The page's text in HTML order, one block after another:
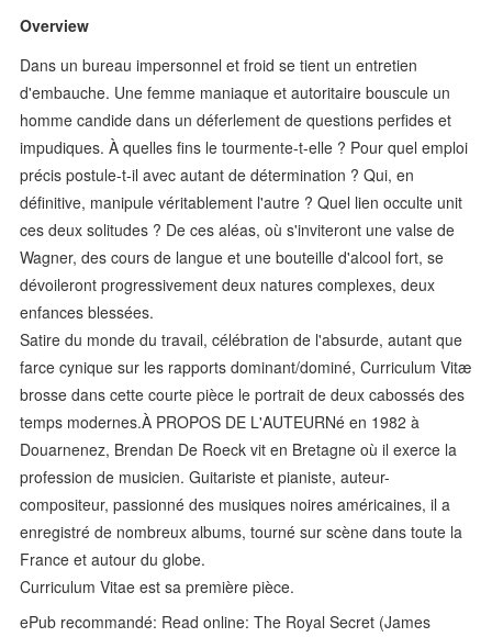
Overview
Dans un bureau impersonnel et froid se tient un entretien
d'embauche. Une femme maniaque et autoritaire bouscule un
homme candide dans un déferlement de questions perfides et
impudiques. À quelles fins le tourmente-t-elle ? Pour quel emploi
précis postule-t-il avec autant de détermination ? Qui, en
définitive, manipule véritablement l'autre ? Quel lien occulte unit
ces deux solitudes ? De ces aléas, où s'inviteront une valse de
Wagner, des cours de langue et une bouteille d'alcool fort, se
dévoileront progressivement deux natures complexes, deux
enfances blessées.
Satire du monde du travail, célébration de l'absurde, autant que
farce cynique sur les rapports dominant/dominé, Curriculum Vitæ
brosse dans cette courte pièce le portrait de deux cabossés des
temps modernes.À PROPOS DE L'AUTEURNé en 1982 à
Douarnenez, Brendan De Roeck vit en Bretagne où il exerce la
profession de musicien. Guitariste et pianiste, auteur-
compositeur, passionné des musiques noires américaines, il a
enregistré de nombreux albums, tourné sur scène dans toute la
France et autour du globe.
Curriculum Vitae est sa première pièce.
ePub recommandé: Read online: The Royal Secret (James